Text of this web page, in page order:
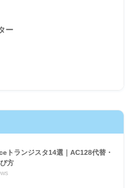
ー
トランジスタ14選｜AC128代替・
方